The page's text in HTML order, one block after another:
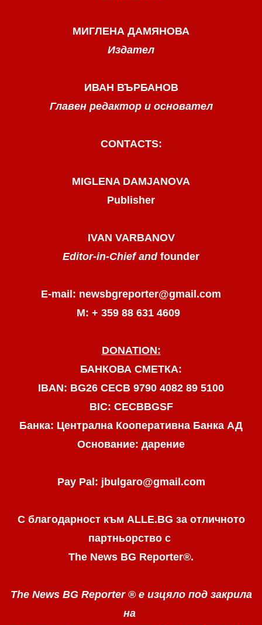
МИГЛЕНА ДАМЯНОВА
Издател
ИВАН ВЪРБАНОВ
Главен редактор и основател
CONTACTS:
MIGLENA DAMJANOVA
Publisher
IVAN VARBANOV
Editor-in-Chief and founder
E-mail: newsbgreporter@gmail.com
М: + 359 88 631 4609
DONATION:
БАНКОВА СМЕТКА:
IBAN: BG26 CECB 9790 4082 89 5100
BIC: CECBBGSF
Банка: Централна Кооперативна Банка АД
Основание: дарение
Pay Pal: jbulgaro@gmail.com
С благодарност към ALLE.BG за отличното
партньорство с
The News BG Reporter®.
The News BG Reporter ® е изцяло под закрила
на